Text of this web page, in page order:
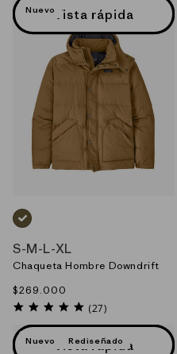
NuevoVista rápida
CAFE_(COI)
S-M-L-XL
Chaqueta Hombre Downdrift
Precio
habitual
$269.000
4.8
star
rating
(27)
Nuevo Rediseñado
Vista rápida